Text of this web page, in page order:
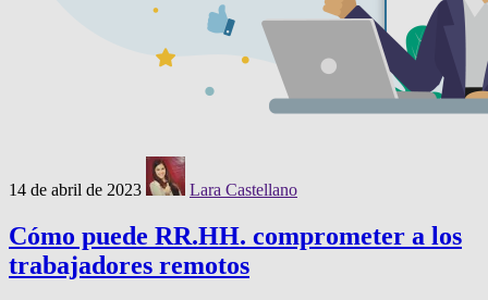
14 de abril de 2023 Lara Castellano
Cómo puede RR.HH. comprometer a los
trabajadores remotos